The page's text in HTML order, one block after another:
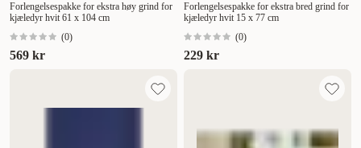
Forlengelsespakke for ekstra høy grind for
kjæledyr hvit 61 x 104 cm
(0)
569 kr
Forlengelsespakke for ekstra bred grind for
kjæledyr hvit 15 x 77 cm
(0)
229 kr